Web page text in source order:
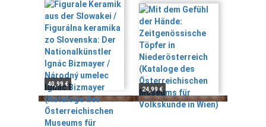
Slovenska: Der
Nationalkünstler
Ignác Bizmayer /
Národný umelec
Ignác Bizmayer
(Kataloge des
Österreichischen
Museums für
Volkskunde in
Wien)
40,99 €
Niederösterreich
(Kataloge des
Österreichischen
Museums für
Volkskunde in
Wien)
24,99 €